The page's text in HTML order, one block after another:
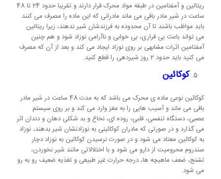
ریتالین و آمفتامین در طبقه مواد محرک قرار دارند و تقریبا حدود 24 تا 48
ساعت در شیر مادر باقی می ماند مادرانی که این ماده را مصرف می کنند
باید مواظب باشند تا آن محدوده به فرزندشان شیر ندهند، زیرا ریتالین
می تواند باعث بی قراری، بی خوابی و ناآرامی نوزاد شود و هم چنین
آمفتامین اثرات مشابهی بر روی نوزاد ایجاد می کند و بعد از آن که مصرف
می کنید باید حدود 2 روز شیردهی را قطع کنید.
کوکائین
کوکائین نوعی ماده ی محرک می باشد که به مدت 48 ساعت در شیر مادر
باقی می ماند و آسیب هایی را به مغز وارد می کند و بر روی سیستم
عصبی، دستگاه تنفسی، قلبی، روده ای، نخاع و بد شکلی دهان و دندان اثر
می گذارد و در صورتی که مادران کوکائینی به نوزادنشان شیر بدهند، نوزاد
به کوکائین معتاد می شود و در صورت نرسیدن کوکائین به نوزاد دچار
سندروم محرومیت از دارو می شود و با اختلالاتی مانند شیر نخوردن،
تشنج، ضعف ماهیچه ها، درجه حرارت غیر طبیعی و تغذیه ضعیف رو به رو
می شود.